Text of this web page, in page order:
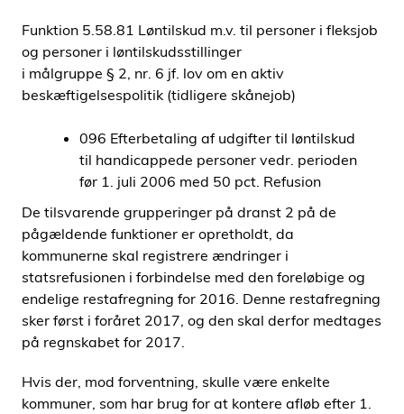
Funktion 5.58.81 Løntilskud m.v. til personer i fleksjob
og personer i løntilskudsstillinger
i målgruppe § 2, nr. 6 jf. lov om en aktiv
beskæftigelsespolitik (tidligere skånejob)
096 Efterbetaling af udgifter til løntilskud
til handicappede personer vedr. perioden
før 1. juli 2006 med 50 pct. Refusion
De tilsvarende grupperinger på dranst 2 på de
pågældende funktioner er opretholdt, da
kommunerne skal registrere ændringer i
statsrefusionen i forbindelse med den foreløbige og
endelige restafregning for 2016. Denne restafregning
sker først i foråret 2017, og den skal derfor medtages
på regnskabet for 2017.
Hvis der, mod forventning, skulle være enkelte
kommuner, som har brug for at kontere afløb efter 1.